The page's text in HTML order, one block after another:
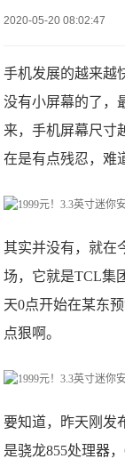
2020-05-20 08:02:47
手机发展的越来越
没有小屏幕的了，
来，手机屏幕尺寸
在是有点残忍，难
其实并没有，就在
场，它就是TCL集
天0点开始在某东
点狠啊。
要知道，昨天刚发
是骁龙855处理器